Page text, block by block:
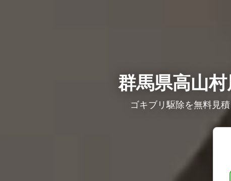
群馬県高山
ゴキブリ駆除を無料見